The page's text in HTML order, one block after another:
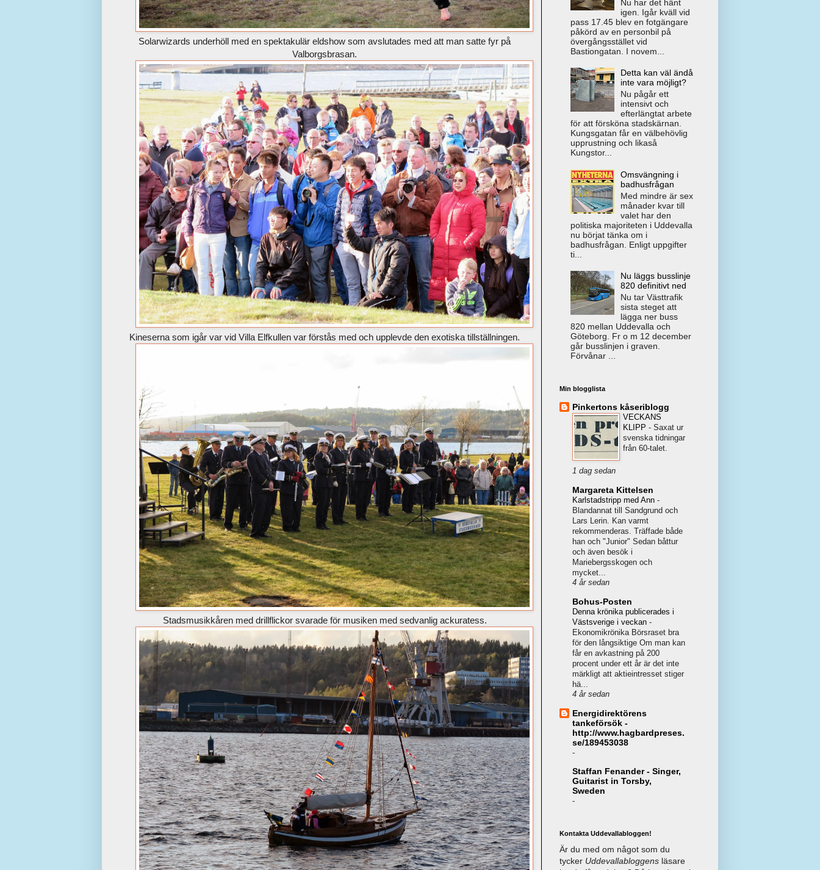
Solarwizards underhöll med en spektakulär eldshow som avslutades med att man satte fyr på
Valborgsbrasan.
Kineserna som igår var vid Villa Elfkullen var förstås med och upplevde den exotiska tillställningen.
Stadsmusikkåren med drillflickor svarade för musiken med sedvanlig ackuratess.
Nu har det hänt
igen. Igår kväll vid
pass 17.45 blev en fotgängare
påkörd av en personbil på
övergångsstället vid
Bastiongatan. I novem...
Detta kan väl ändå
inte vara möjligt?
Nu pågår ett
intensivt och
efterlängtat arbete
för att försköna stadskärnan.
Kungsgatan får en välbehövlig
upprustning och likaså
Kungstor...
Omsvängning i
badhusfrågan
Med mindre är sex
månader kvar till
valet har den
politiska majoriteten i Uddevalla
nu börjat tänka om i
badhusfrågan. Enligt uppgifter
ti...
Nu läggs busslinje
820 definitivt ned
Nu tar Västtrafik
sista steget att
lägga ner buss
820 mellan Uddevalla och
Göteborg. Fr o m 12 december
går busslinjen i graven.
Förvånar ...
Min blogglista
Pinkertons kåseriblogg
VECKANS
KLIPP - Saxat ur
svenska tidningar
från 60-talet.
1 dag sedan
Margareta Kittelsen
Karlstadstripp med Ann -
Blandannat till Sandgrund och
Lars Lerin. Kan varmt
rekommenderas. Träffade både
han och "Junior" Sedan båttur
och även besök i
Mariebergsskogen och
mycket...
4 år sedan
Bohus-Posten
Denna krönika publicerades i
Västsverige i veckan -
Ekonomikrönika Börsraset bra
för den långsiktige Om man kan
får en avkastning på 200
procent under ett år är det inte
märkligt att aktieintresset stiger
hä...
4 år sedan
Energidirektörens
tankeförsök -
http://www.hagbardpreses.
se/189453038
-
Staffan Fenander - Singer,
Guitarist in Torsby,
Sweden
-
Kontakta Uddevallabloggen!
Är du med om något som du
tycker Uddevallabloggens läsare